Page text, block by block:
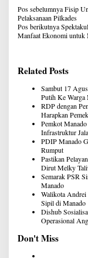
Navigasi
pos
Pos sebelumnyaFisip
Pelaksanaan Pilkades
Pos berikutnya
Manfaat Ekonomi untuk
Related Posts
Sambut 17
Putih Ke Warga
RDP dengan
Harapkan
Masyarakat
Pemkot
Infrastruktur
PDIP Manado
Rumput
Pastikan
Dirut Melky
Semarak PSR
Manado
Walikota
Sipil di Manado
Dishub
Operasional
Don't Miss